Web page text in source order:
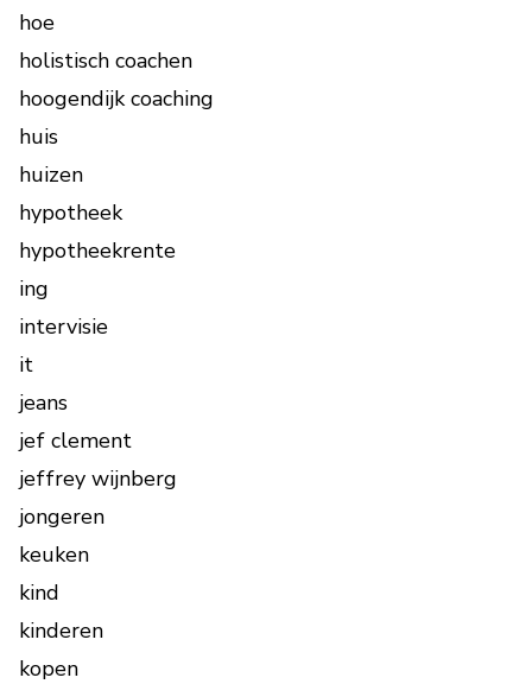
hoe
holistisch coachen
hoogendijk coaching
huis
huizen
hypotheek
hypotheekrente
ing
intervisie
it
jeans
jef clement
jeffrey wijnberg
jongeren
keuken
kind
kinderen
kopen